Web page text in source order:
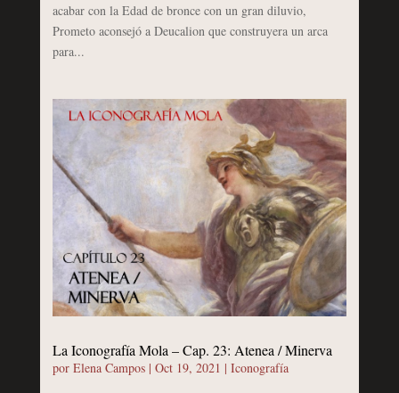
acabar con la Edad de bronce con un gran diluvio,
Prometo aconsejó a Deucalion que construyera un arca
para...
La Iconografía Mola – Cap. 23: Atenea / Minerva
por Elena Campos| Oct 19, 2021 | Iconografía